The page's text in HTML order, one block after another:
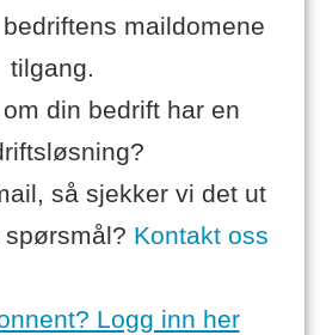
maildomene
tilgang.
din bedrift har en
så sjekker vi det ut
Kontakt oss
Logg inn her